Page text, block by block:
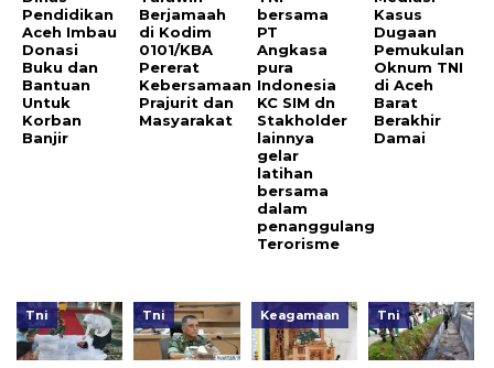
Pendidikan
Aceh Imbau
Donasi
Buku dan
Bantuan
Untuk
Korban
Banjir
Berjamaah
di Kodim
0101/KBA
Pererat
Kebersamaan
Prajurit dan
Masyarakat
bersama
PT
Angkasa
pura
Indonesia
KC SIM dn
Stakholder
lainnya
gelar
latihan
bersama
dalam
penanggulang
Terorisme
Kasus
Dugaan
Pemukulan
Oknum TNI
di Aceh
Barat
Berakhir
Damai
Tni Tni Keagamaan Tni